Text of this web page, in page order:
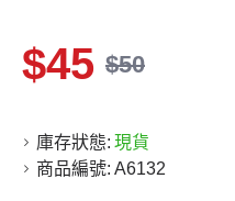
庫存狀態: 現貨
商品編號: A6132
$45 $50